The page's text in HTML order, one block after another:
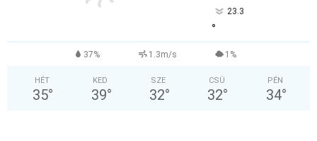
23.3
°
37% 1.3m/s 1%
HÉT
35°
KED
39°
SZE
32°
CSÜ
32°
PÉN
34°